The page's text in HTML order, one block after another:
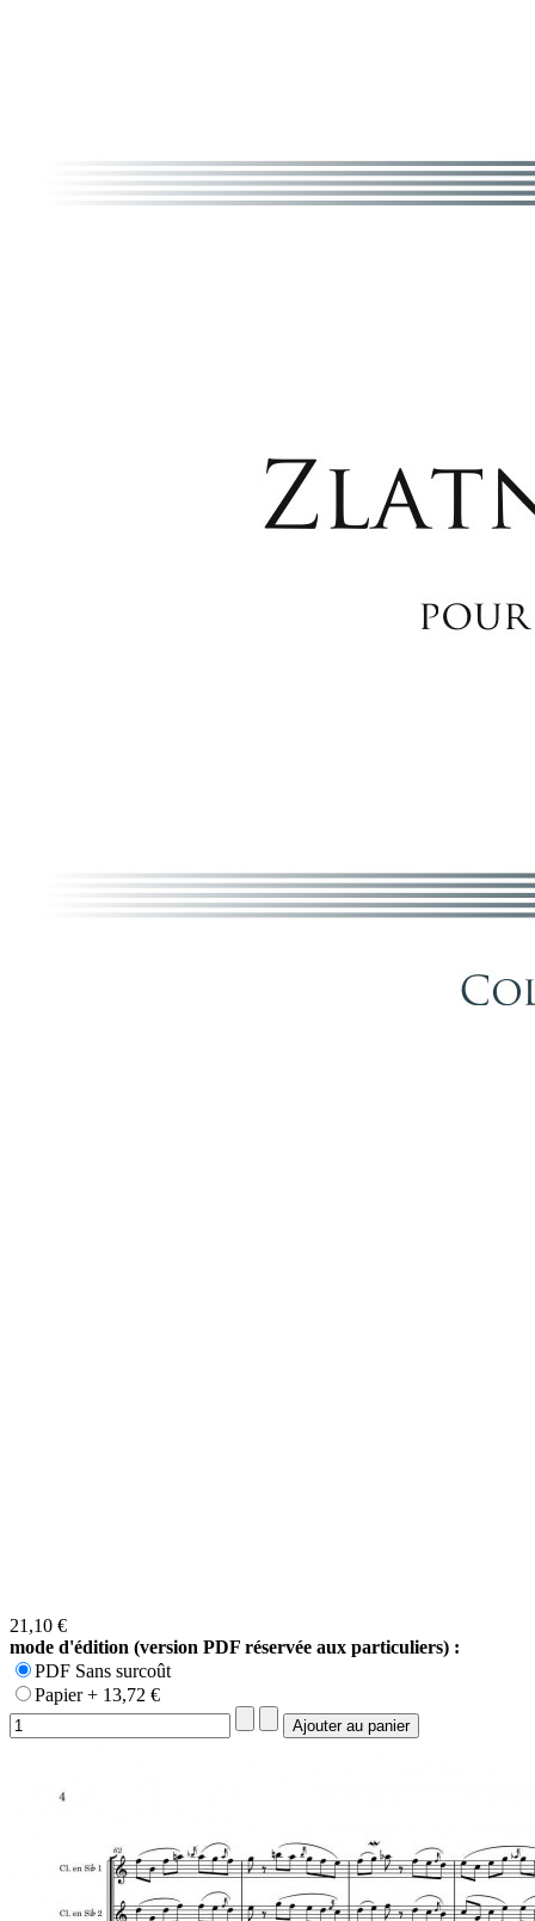
21,10 €
mode d'édition (version PDF réservée aux particuliers) :
PDF Sans surcoût
Papier + 13,72 €